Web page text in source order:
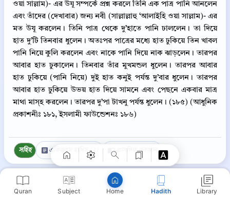
Quran Subject Home Hadith Library
ওয়া সাল্লাম)- এর উযূ সম্পর্কে প্রশ্ন করলে তিনি এক পাত্র পানি আনলেন
এবং তাঁদের (দেখাবার) জন্য নবী (সাল্লাল্লাহু ‘আলাইহি ওয়া সাল্লাম)- এর
মত উযূ করলেন। তিনি পাত্র থেকে দু’হাতে পানি ঢাললেন। তা দিয়ে
হাত দু’টি তিনবার ধুলেন। অতঃপর পাত্রের মধ্যে হাত ঢুকিয়ে তিন খাবল
পানি নিয়ে কুলি করলেন এবং নাকে পানি দিয়ে নাক ঝাড়লেন। তারপর
আবার হাত ঢুকালেন। তিনবার তাঁর মুখমন্ডল ধুলেন। তারপর আবার
হাত ঢুকিয়ে (পানি নিয়ে) দুই হাত কনুই পর্যন্ত দু’বার ধুলেন। তারপর
আবার হাত ঢুকিয়ে উভয় হাত দিয়ে সামনে এবং পেছনে একবার মাত্র
মাথা মাস্‌হ করলেন। তারপর দু’পা টাখনু পর্যন্ত ধুলেন। (১৮৫) (আধুনিক
প্রকাশনীঃ ১৮১, ইসলামী ফাউন্ডেশনঃ ১৮৬)
সহিহ একিরকম হাদিস (3) প্রাসঙ্গিক কুরআন
সহিহ বুখারী >উযূর অবশিষ্ট পানি ব্যবহার।
Copy